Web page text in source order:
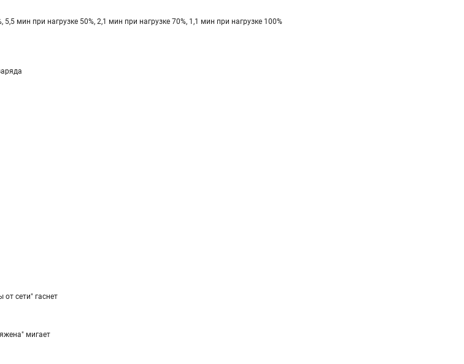
5,5 мин при нагрузке 50%, 2,1 мин при нагрузке 70%, 1,1 мин при нагрузке 100%
сети" гаснет
мигает